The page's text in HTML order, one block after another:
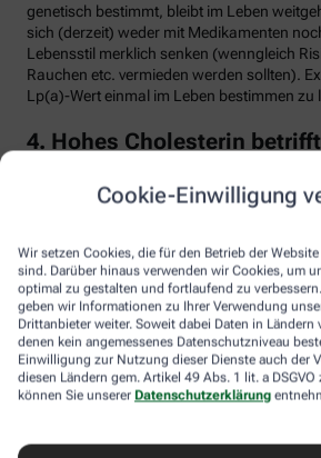
Cookie-Einwilligung
Wir setzen Cookies, die für den Betrieb der
sind. Darüber hinaus verwenden wir Cookies, um
optimal zu gestalten und fortlaufend zu
geben wir Informationen zu Ihrer Verwendung
Drittanbieter weiter. Soweit dabei Daten in Ländern
denen kein angemessenes Datenschutzniveau
Einwilligung zur Nutzung dieser Dienste auch der
diesen Ländern gem. Artikel 49 Abs. 1 lit. a
können Sie unserer Datenschutzerklärung
genetisch bestimmt, bleibt im Leben
sich (derzeit) weder mit Medikamenten
Lebensstil merklich senken (wenngleich
Rauchen etc. vermieden werden sollten).
Lp(a)-Wert einmal im Leben bestimmen zu
4. Hohes Cholesterin
Falsch. Zwar steigt das Risiko für erhöhte
Hypercholesterinämie (FH) haben jedoch
erhöhte Blutfettwerte. Bei der erblich
Stoffwechselerkrankung sammelt sich
sehr viel LDL-Cholesterin im Blut an (über
lagert sich an den Wänden der Arterien und
entwickeln oft schon im jungen
Arteriosklerose.